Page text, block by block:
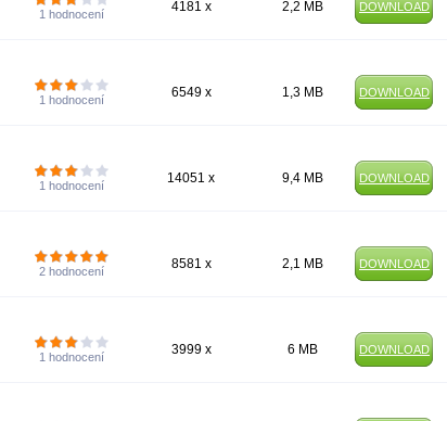
1 hodnocení 4181 x 2,2 MB DOWNLOAD
1 hodnocení 6549 x 1,3 MB DOWNLOAD
1 hodnocení 14051 x 9,4 MB DOWNLOAD
2 hodnocení 8581 x 2,1 MB DOWNLOAD
1 hodnocení 3999 x 6 MB DOWNLOAD